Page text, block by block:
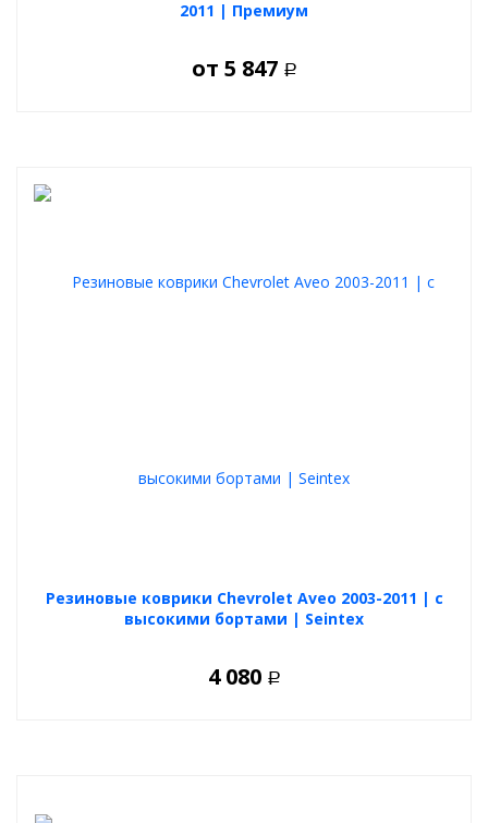
2011 | Премиум
от 5 847 Р
Резиновые коврики Chevrolet Aveo 2003-2011 | с
высокими бортами | Seintex
4 080 Р